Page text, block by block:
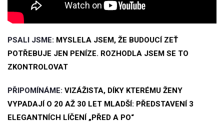
PSALI JSME: MYSLELA JSEM, ŽE BUDOUCÍ ZEŤ
POTŘEBUJE JEN PENÍZE. ROZHODLA JSEM SE TO
ZKONTROLOVAT
PŘIPOMÍNÁME: VIZÁŽISTA, DÍKY KTERÉMU ŽENY
VYPADAJÍ O 20 AŽ 30 LET MLADŠÍ: PŘEDSTAVENÍ 3
ELEGANTNÍCH LÍČENÍ „PŘED A PO“